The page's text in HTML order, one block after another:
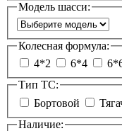
Модель шасси:
Колесная формула:
4*2
6*4
Тип ТС:
Бортовой
Наличие: